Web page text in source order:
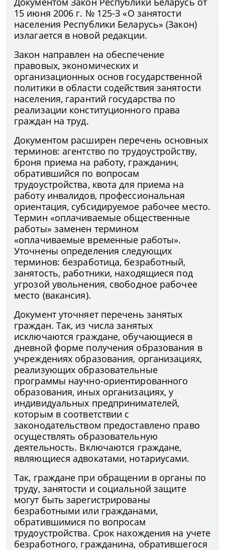
15 июня 2006 г. № 125-З «О занятости
населения Республики Беларусь» (Закон)
излагается в новой редакции.
Закон направлен на обеспечение
правовых, экономических и
организационных основ государственной
политики в области содействия занятости
населения, гарантий государства по
реализации конституционного права
граждан на труд.
Документом расширен перечень основных
терминов: агентство по трудоустройству,
броня приема на работу, гражданин,
обратившийся по вопросам
трудоустройства, квота для приема на
работу инвалидов, профессиональная
ориентация, субсидируемое рабочее место.
Термин «оплачиваемые общественные
работы» заменен термином
«оплачиваемые временные работы».
Уточнены определения следующих
терминов: безработица, безработный,
занятость, работники, находящиеся под
угрозой увольнения, свободное рабочее
место (вакансия).
Документ уточняет перечень занятых
граждан. Так, из числа занятых
исключаются граждане, обучающиеся в
дневной форме получения образования в
учреждениях образования, организациях,
реализующих образовательные
программы научно-ориентированного
образования, иных организациях, у
индивидуальных предпринимателей,
которым в соответствии с
законодательством предоставлено право
осуществлять образовательную
деятельность. Включаются граждане,
являющиеся адвокатами, нотариусами.
Так, граждане при обращении в органы по
труду, занятости и социальной защите
могут быть зарегистрированы
безработными или гражданами,
обратившимися по вопросам
трудоустройства. Срок нахождения на учете
безработного, гражданина, обратившегося